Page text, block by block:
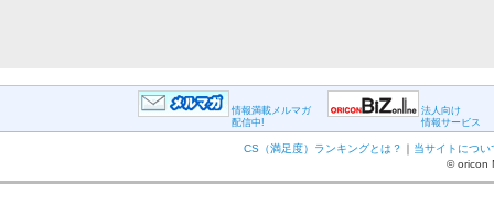
情報満載メルマガ
配信中!
法人向け
情報サービス
CS（満足度）ランキングとは？ ｜ 当サイトについ
© oricon